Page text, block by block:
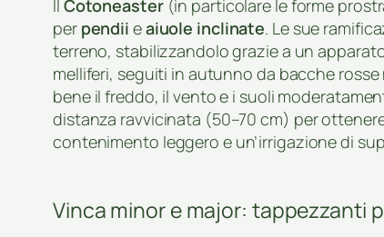
Il Cotoneaster(in particolare le forme
per pendii eaiuole inclinate. Le sue
terreno, stabilizzandolo grazie a un
melliferi, seguiti in autunno da bacche
bene il freddo, il vento e i suoli
distanza ravvicinata (50–70 cm) per
contenimento leggero e un’irrigazione di
Vinca minor e major: tappezzanti